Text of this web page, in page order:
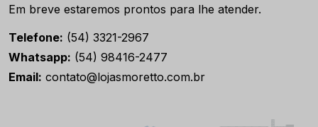
Em breve estaremos prontos para lhe atender.
Telefone: (54) 3321-2967
Whatsapp: (54) 98416-2477
Email: contato@lojasmoretto.com.br